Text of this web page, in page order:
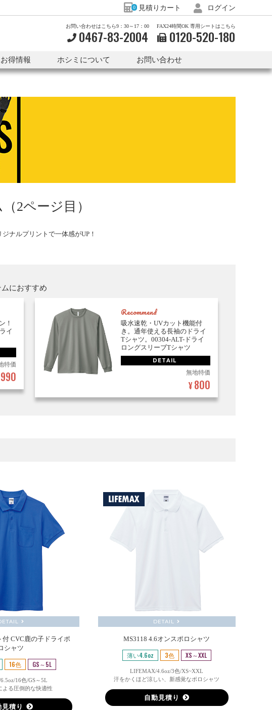
0 見積りカート ログイン
お問い合わせはこちら9：30～17：00
0467-83-2004
FAX24時間OK 専用シートはこちら
0120-520-180
得情報 ホシミについて お問い合わせ
2ページ目）
ナルプリントで一体感がUP！
におすすめ
！
イ
特価
990
Recommend
吸水速乾・UVカット機能付
き。通年使える長袖のドライ
Tシャツ。00304-ALT-ドライ
ロングスリーブTシャツ
DETAIL
無地特価
¥ 800
付 CVC鹿の子ドライポ
シャツ
16色 GS～5L
16色/GS～5L
よる圧倒的な快適性
見積り
DETAIL
MS3118 4.6オンスポロシャツ
薄い4.6oz 3色 XS～XXL
LIFEMAX/4.6oz/3色/XS~XXL
汗をかくほど涼しい、新感覚なポロシャツ
自動見積り